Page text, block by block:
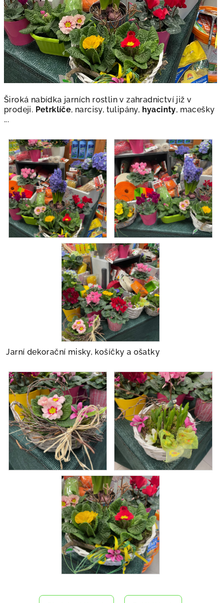
Široká nabídka jarních rostlin v zahradnictví již v
prodeji. Petrklíče, narcisy, tulipány, hyacinty, macešky
...
Jarní dekorační misky, košíčky a ošatky